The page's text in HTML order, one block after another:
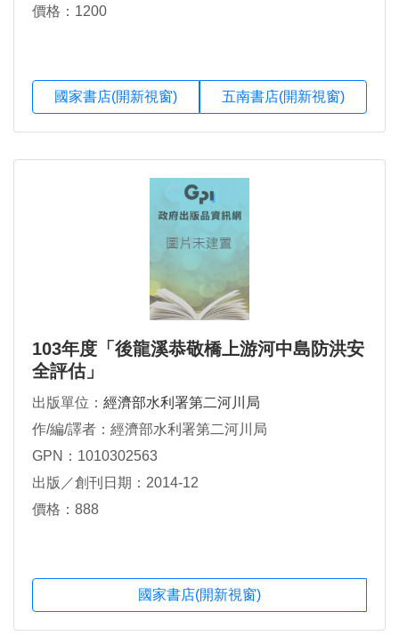
價格：1200
國家書店(開新視窗) 五南書店(開新視窗)
103年度「後龍溪恭敬橋上游河中島防洪安
全評估」
出版單位： 經濟部水利署第二河川局
作/編/譯者：經濟部水利署第二河川局
GPN：1010302563
出版／創刊日期：2014-12
價格：888
國家書店(開新視窗)